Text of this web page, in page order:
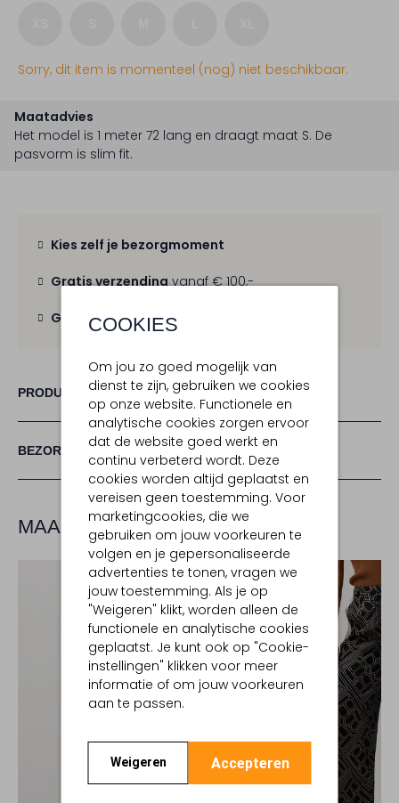
COOKIES
Om jou zo goed mogelijk van
dienst te zijn, gebruiken we cookies
op onze website. Functionele en
analytische cookies zorgen ervoor
dat de website goed werkt en
continu verbeterd wordt. Deze
cookies worden altijd geplaatst en
vereisen geen toestemming. Voor
marketingcookies, die we
gebruiken om jouw voorkeuren te
volgen en je gepersonaliseerde
advertenties te tonen, vragen we
jouw toestemming. Als je op
"Weigeren" klikt, worden alleen de
functionele en analytische cookies
geplaatst. Je kunt ook op "Cookie-
instellingen" klikken voor meer
informatie of om jouw voorkeuren
aan te passen.
Weigeren Accepteren
Sorry, dit item is momenteel (nog) niet beschikbaar.
Maatadvies
Het model is 1 meter 72 lang en draagt maat S. De
pasvorm is slim fit.
Kies zelf je bezorgmoment
Gratis verzendingvanaf € 100,-
Gratis retourbinnen 30 dagen
PRODUCT INFORMATIE
BEZORGEN & RETOURNEREN
MAAK JE LOOK COMPLEET